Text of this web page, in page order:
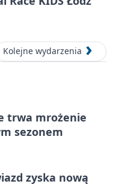
Kolejne wydarzenia
trwa mrożenie
sezonem
zyska nową